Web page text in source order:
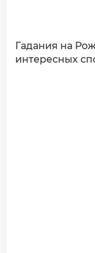
Гадания на
интересных